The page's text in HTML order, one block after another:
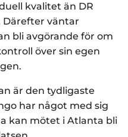
kvalitet än DR
Därefter väntar
bli avgörande för om
över sin egen
är den tydligaste
har något med sig
kan mötet i Atlanta bli